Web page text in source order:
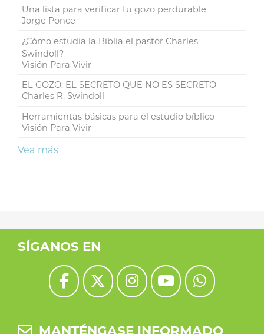
Una lista para verificar tu gozo perdurable
Jorge Ponce
¿Cómo estudia la Biblia el pastor Charles
Swindoll?
Visión Para Vivir
EL GOZO: EL SECRETO QUE NO ES SECRETO
Charles R. Swindoll
Herramientas básicas para el estudio bíblico
Visión Para Vivir
Vea más
SÍGANOS EN
MANTÉNGASE INFORMADO